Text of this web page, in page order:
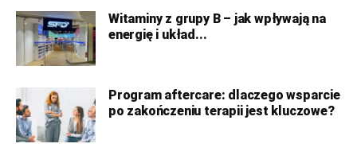
Witaminy z grupy B – jak wpływają na
energię i układ...
Program aftercare: dlaczego wsparcie
po zakończeniu terapii jest kluczowe?